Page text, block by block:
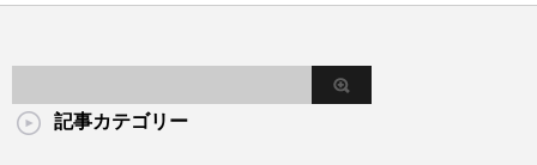
記事カテゴリー